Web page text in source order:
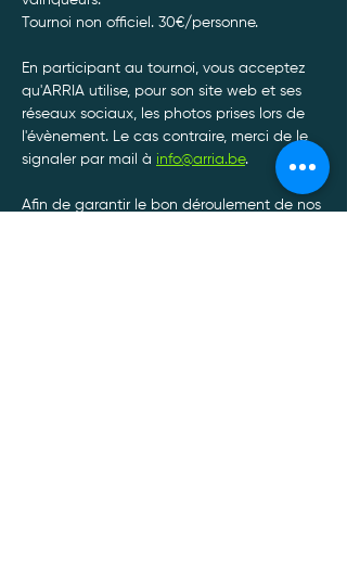
Tournoi non officiel. 30€/personne.
En participant au tournoi, vous acceptez
qu'ARRIA utilise, pour son site web et ses
réseaux sociaux, les photos prises lors de
l'évènement. Le cas contraire, merci de le
signaler par mail à info@arria.be.
Afin de garantir le bon déroulement de nos